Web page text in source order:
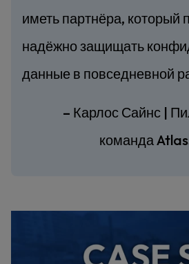
иметь партнёра, который
надёжно защищать
данные в повседневной
– Карлос Сайнс |
команда